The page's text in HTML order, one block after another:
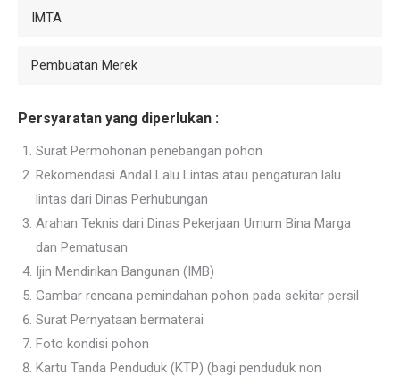
IMTA
Pembuatan Merek
Persyaratan yang diperlukan :
Surat Permohonan penebangan pohon
Rekomendasi Andal Lalu Lintas atau pengaturan lalu
lintas dari Dinas Perhubungan
Arahan Teknis dari Dinas Pekerjaan Umum Bina Marga
dan Pematusan
Ijin Mendirikan Bangunan (IMB)
Gambar rencana pemindahan pohon pada sekitar persil
Surat Pernyataan bermaterai
Foto kondisi pohon
Kartu Tanda Penduduk (KTP) (bagi penduduk non